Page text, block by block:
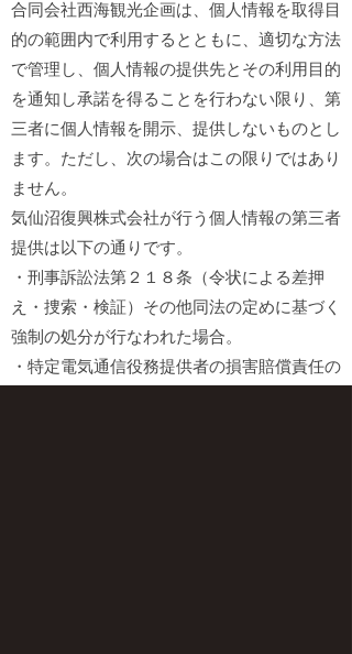
合同会社西海観光企画は、個人情報を取得目
的の範囲内で利用するとともに、適切な方法
で管理し、個人情報の提供先とその利用目的
を通知し承諾を得ることを行わない限り、第
三者に個人情報を開示、提供しないものとし
ます。ただし、次の場合はこの限りではあり
ません。
気仙沼復興株式会社が行う個人情報の第三者
提供は以下の通りです。
・刑事訴訟法第２１８条（令状による差押
え・捜索・検証）その他同法の定めに基づく
強制の処分が行なわれた場合。
・特定電気通信役務提供者の損害賠償責任の